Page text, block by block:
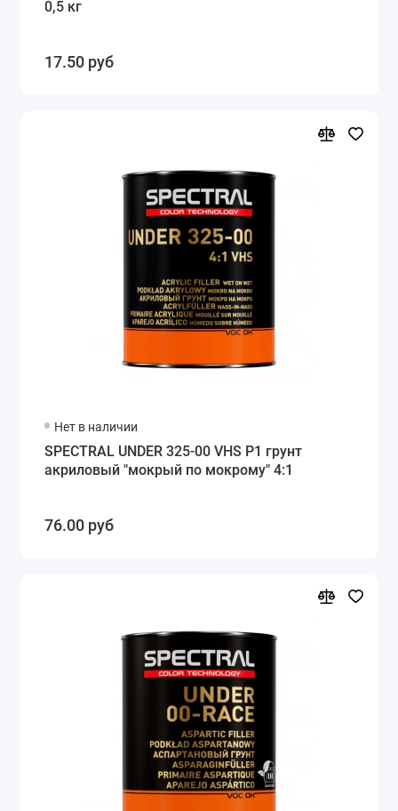
0,5 кг
17.50 руб
Нет в наличии
SPECTRAL UNDER 325-00 VHS P1 грунт
акриловый "мокрый по мокрому" 4:1
76.00 руб